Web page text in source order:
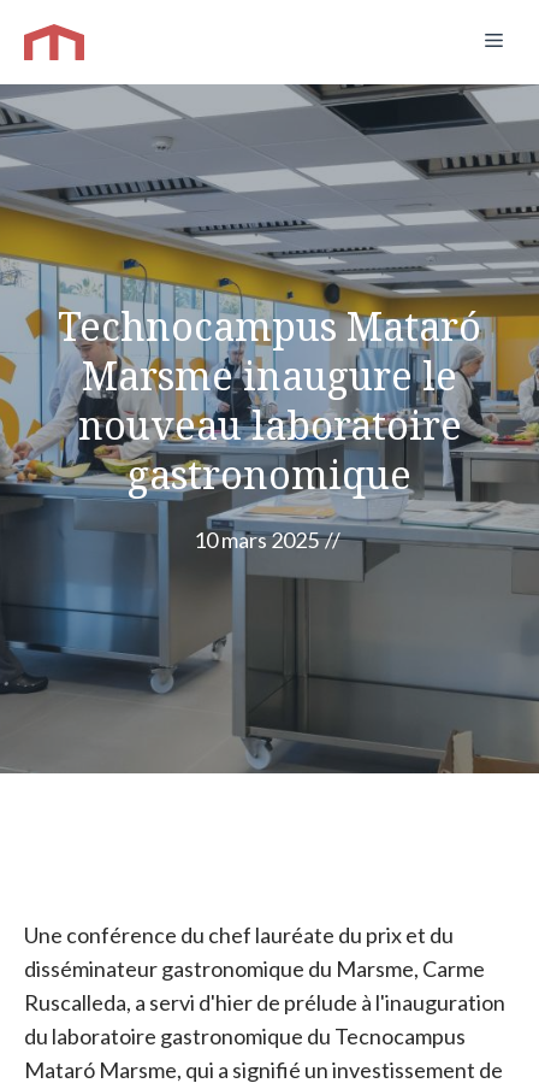
contenu
Technocampus Mataró
Marsme inaugure le
nouveau laboratoire
gastronomique
10 mars 2025 //
Une conférence du chef lauréate du prix et du
disséminateur gastronomique du Marsme, Carme
Ruscalleda, a servi d'hier de prélude à l'inauguration
du laboratoire gastronomique du Tecnocampus
Mataró Marsme, qui a signifié un investissement de